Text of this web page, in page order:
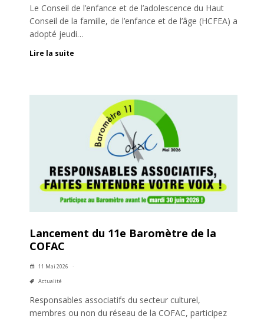
Le Conseil de l’enfance et de l’adolescence du Haut
Conseil de la famille, de l’enfance et de l’âge (HCFEA) a
adopté jeudi…
Lire la suite
Lancement du 11e Baromètre de la
COFAC
11 Mai 2026
Actualité
Responsables associatifs du secteur culturel,
membres ou non du réseau de la COFAC, participez